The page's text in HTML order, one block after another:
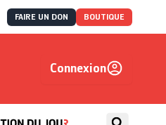
FAIRE UN DON BOUTIQUE
Connexion